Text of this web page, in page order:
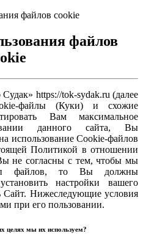
файлов cookie
файлов
https://tok-sydak.ru (далее
файлы (Куки) и схожие
Вам максимальное
данного сайта, Вы
использование Cookie-файлов
Политикой в отношении
не согласны с тем, чтобы мы
файлов, то Вы должны
настройки вашего
Сайт. Нижеследующие условия
при его пользовании.
целях мы их используем?